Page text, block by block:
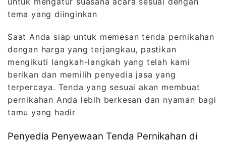
tema yang diinginkan
Saat Anda siap untuk memesan tenda pernikahan
dengan harga yang terjangkau, pastikan
mengikuti langkah-langkah yang telah kami
berikan dan memilih penyedia jasa yang
terpercaya. Tenda yang sesuai akan membuat
pernikahan Anda lebih berkesan dan nyaman bagi
tamu yang hadir
Penyedia Penyewaan Tenda Pernikahan di